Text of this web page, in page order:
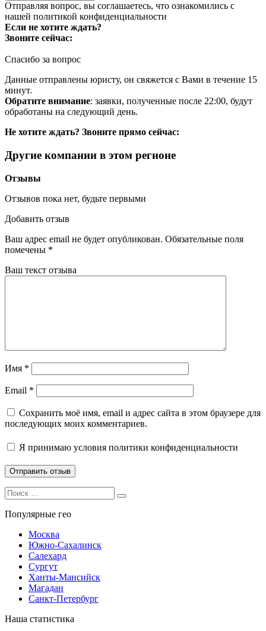
Отправляя вопрос, вы соглашаетесь, что ознакомились с
нашей политикой конфиденциальности
Если не хотите ждать?
Звоните сейчас:
Спасибо за вопрос
Данные отправлены юристу, он свяжется с Вами в течение 15
минут.
Обратите внимание: заявки, полученные после 22:00, будут
обработаны на следующий день.
Не хотите ждать? Звоните прямо сейчас:
Другие компании в этом регионе
Отзывы
Отзывов пока нет, будьте первыми
Добавить отзыв
Ваш адрес email не будет опубликован. Обязательные поля
помечены *
Ваш текст отзыва
Имя *
Email *
Сохранить моё имя, email и адрес сайта в этом браузере для
последующих моих комментариев.
Я принимаю условия политики конфиденциальности
Search
for:
Search
Популярные гео
Москва
Южно-Сахалинск
Салехард
Сургут
Ханты-Мансийск
Магадан
Санкт-Петербург
Наша статистика